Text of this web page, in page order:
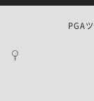
PGA